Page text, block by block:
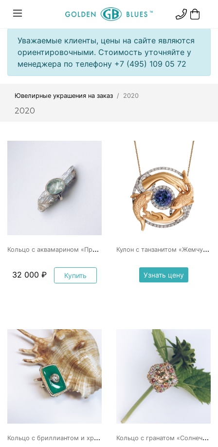
Уважаемые клиенты, цены на сайте являются
ориентировочными. Стоимость уточняйте у
менеджера по телефону +7 (495) 109 05 72
Ювелирные украшения на заказ 2020
2020
К
ольцо с аквамарином «Призёр»
32 000 ₽ Купить
К
улон с танзанитом «Жемчужница»
Узнать цену
К
ольцо с бриллиантом и хризопразом «Прима» К
ольцо с гранатом «Солнечная поляна»